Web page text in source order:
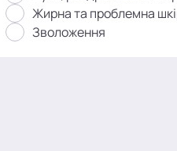
Жирна та проблемна
Зволоження